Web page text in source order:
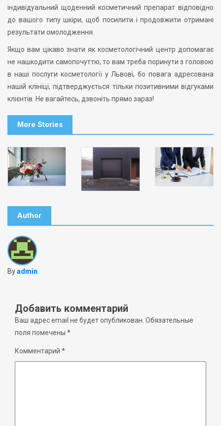
індивідуальний щоденний косметичний препарат відповідно
до вашого типу шкіри, щоб посилити і продовжити отримані
результати омолодження.
Якщо вам цікаво знати як косметологічний центр допомагає
не нашкодити самопочуттю, то вам треба поринути з головою
в наші послуги косметології у Львові, бо повага адресована
нашій клініці, підтверджується тільки позитивними відгуками
клієнтів. Не вагайтесь, дзвоніть прямо зараз!
More Stories
Author
Byadmin
Добавить комментарий
Ваш адрес email не будет опубликован. Обязательные
поля помечены *
Комментарий *